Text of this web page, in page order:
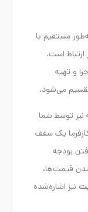
مستقیم با
است.
و تهیه
می‌شود.
نیز توسط شما
یک سقف
بودجه
شدن قیمت‌ها،
نیز اشاره‌شده